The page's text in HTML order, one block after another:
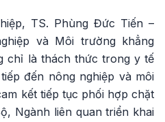
TS. Phùng Đức Tiến –
và Môi trường khẳng
chỉ là thách thức trong y tế
đến nông nghiệp và môi
kết tiếp tục phối hợp chặt
Ngành liên quan triển khai